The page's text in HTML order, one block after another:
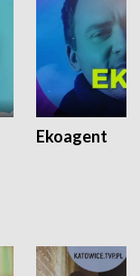
Ekoagent